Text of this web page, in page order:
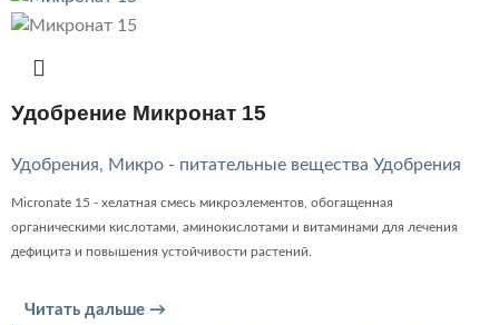
Удобрение Микронат 15
Удобрения, Микро - питательные вещества Удобрения
Micronate 15 - хелатная смесь микроэлементов, обогащенная
органическими кислотами, аминокислотами и витаминами для лечения
дефицита и повышения устойчивости растений.
Читать дальше →